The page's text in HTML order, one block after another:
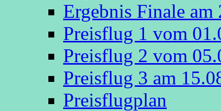
Ergebnis Finale am
Preisflug 1 vom
Preisflug 2 vom
Preisflug 3 am
Preisflugplan